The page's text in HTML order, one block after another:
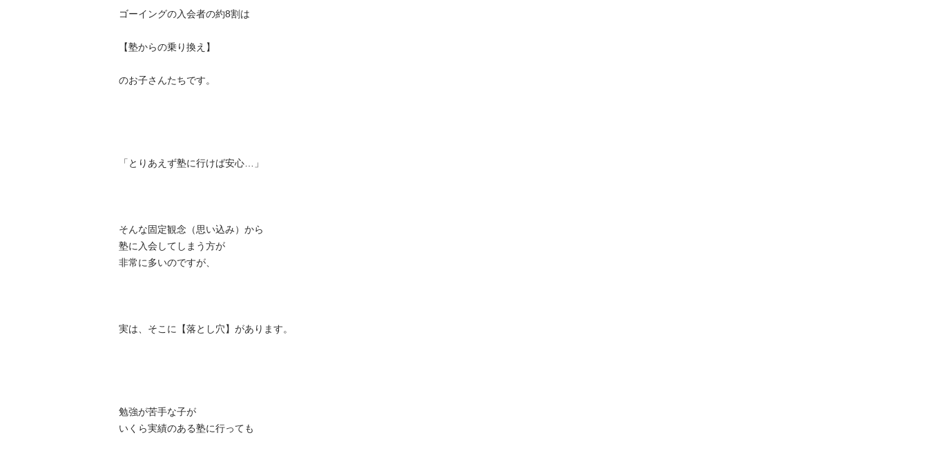
ゴーイングの入会者の約8割は
【塾からの乗り換え】
のお子さんたちです。
「とりあえず塾に行けば安心…」
そんな固定観念（思い込み）から
塾に入会してしまう方が
非常に多いのですが、
実は、そこに【落とし穴】があります。
勉強が苦手な子が
いくら実績のある塾に行っても